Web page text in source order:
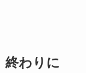
終わりに